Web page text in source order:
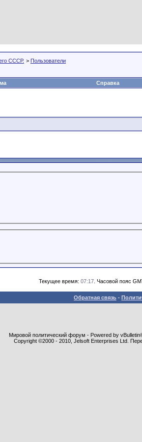
СССР. > Пользователи
Справка
Текущее время: 07:17 . Часовой пояс
Обратная связь -
Мировой политический форум - Powered by
Copyright ©2000 - 2010, Jelsoft Enterprises Ltd.